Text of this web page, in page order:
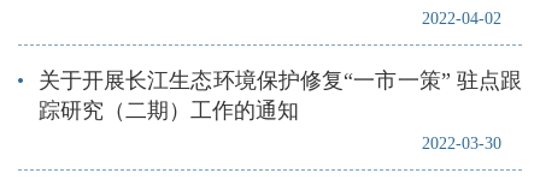
2022-04-02
2022-03-30
关于开展长江生态环境保护修复“一市一策” 驻点跟
踪研究（二期）工作的通知